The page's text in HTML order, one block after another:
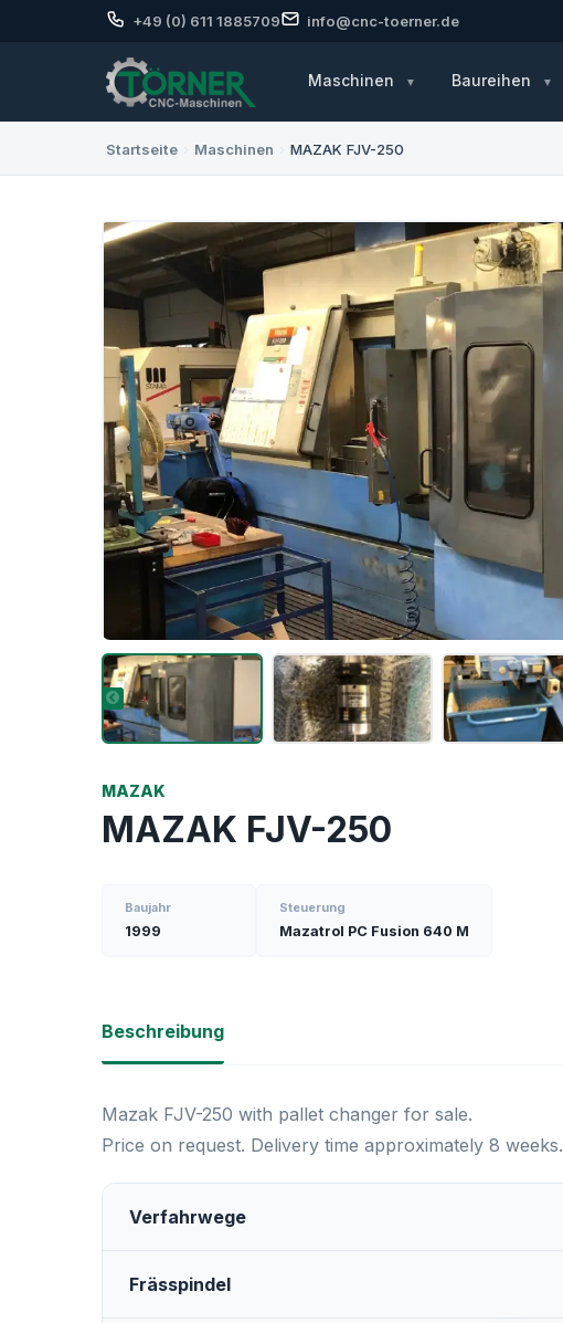
+49 (0) 611 1885709 info@cnc-toerner.de
Maschinen Baureihen
Startseite Maschinen MAZAK FJV-250
MAZAK
MAZAK FJV-250
Baujahr
1999
Steuerung
Mazatrol PC Fusion 640 M
Beschreibung
Mazak FJV-250 with pallet changer for sale.
Price on request. Delivery time approximately 8 weeks.
Verfahrwege
Frässpindel